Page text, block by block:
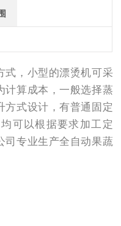
式，小型的漂烫机可采
计算成本，一般选择蒸
方式设计，有普通固定
可以根据要求加工定
司专业生产全自动果蔬